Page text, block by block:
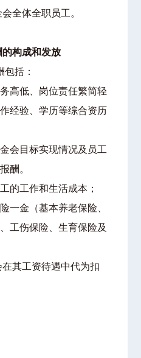
全体全职员工。
构成和发放
括：
高低、岗位责任繁简轻
经验、学历等综合资历
会目标实现情况及员工
酬。
的工作和生活成本；
一金（基本养老保险、
工伤保险、生育保险及
其工资待遇中代为扣